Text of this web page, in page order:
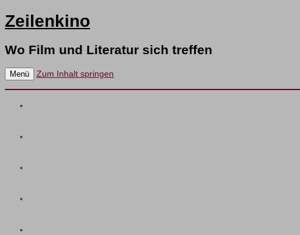
Zeilenkino
Wo Film und Literatur sich treffen
Menü Zum Inhalt springen